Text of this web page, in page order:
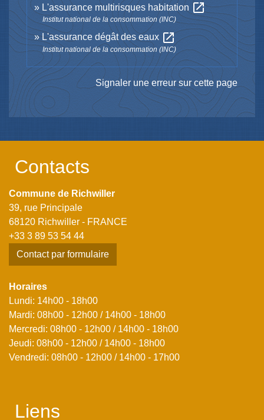
L'assurance multirisques habitation open_in_new
Institut national de la consommation (INC)
L'assurance dégât des eaux open_in_new
Institut national de la consommation (INC)
Signaler une erreur sur cette page
Contacts
Commune de Richwiller
39, rue Principale
68120 Richwiller - FRANCE
+33 3 89 53 54 44
Contact par formulaire
Horaires
Lundi: 14h00 - 18h00
Mardi: 08h00 - 12h00 / 14h00 - 18h00
Mercredi: 08h00 - 12h00 / 14h00 - 18h00
Jeudi: 08h00 - 12h00 / 14h00 - 18h00
Vendredi: 08h00 - 12h00 / 14h00 - 17h00
Liens